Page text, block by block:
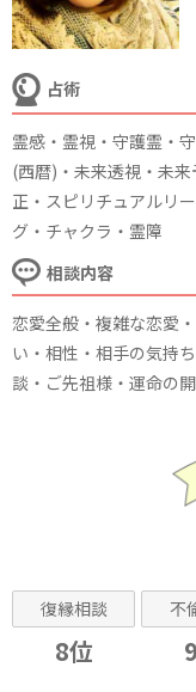
占術
霊感・霊視・守護霊・
(西暦)・未来透視・未
正・スピリチュアルリ
グ・チャクラ・霊障
相談内容
恋愛全般・複雑な恋愛
い・相性・相手の気持
談・ご先祖様・運命の
復縁相談
8位
不